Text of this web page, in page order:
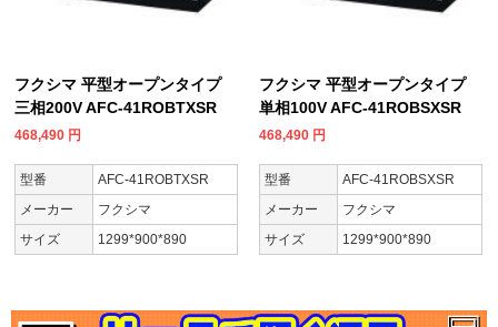
フクシマ 平型オープンタイプ
三相200V AFC-41ROBTXSR
468,490 円
型番
AFC-41ROBTXSR
メーカー
フクシマ
サイズ
1299*900*890
フクシマ 平型オープンタイプ
単相100V AFC-41ROBSXSR
468,490 円
型番
AFC-41ROBSXSR
メーカー
フクシマ
サイズ
1299*900*890